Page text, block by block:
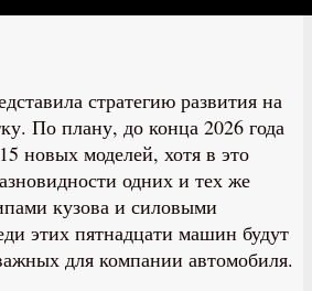
стратегию развития на
По плану, до конца 2026 года
новых моделей, хотя в это
одних и тех же
кузова и силовыми
этих пятнадцати машин будут
для компании автомобиля.